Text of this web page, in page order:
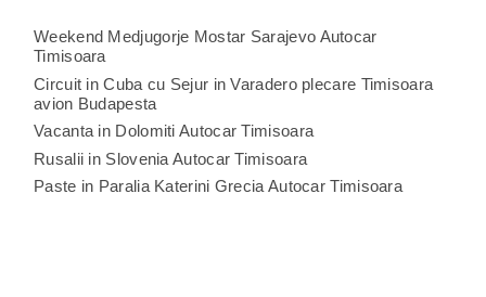
Weekend Medjugorje Mostar Sarajevo Autocar
Timisoara
Circuit in Cuba cu Sejur in Varadero plecare Timisoara
avion Budapesta
Vacanta in Dolomiti Autocar Timisoara
Rusalii in Slovenia Autocar Timisoara
Paste in Paralia Katerini Grecia Autocar Timisoara